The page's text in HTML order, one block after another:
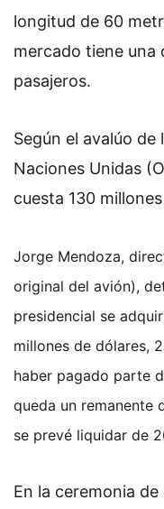
longitud de 60
mercado tiene una
pasajeros.
Según el avalúo
Naciones Unidas
cuesta 130
Jorge Mendoza,
original del avión),
presidencial se
millones de dólares,
haber pagado parte
queda un remanente
se prevé liquidar de
En la ceremonia